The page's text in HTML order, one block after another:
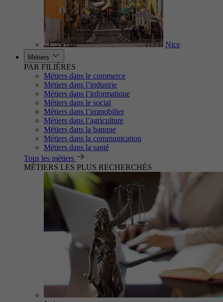
Nice
Métiers
PAR FILIÈRES
Métiers dans le commerce
Métiers dans l’industrie
Métiers dans l’informatique
Métiers dans le social
Métiers dans l’immobilier
Métiers dans l’agriculture
Métiers dans la banque
Métiers dans la communication
Métiers dans la santé
Tous les métiers
MÉTIERS LES PLUS RECHERCHÉS